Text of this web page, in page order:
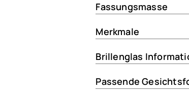
Fassungsmasse
Merkmale
Brillenglas
Passende